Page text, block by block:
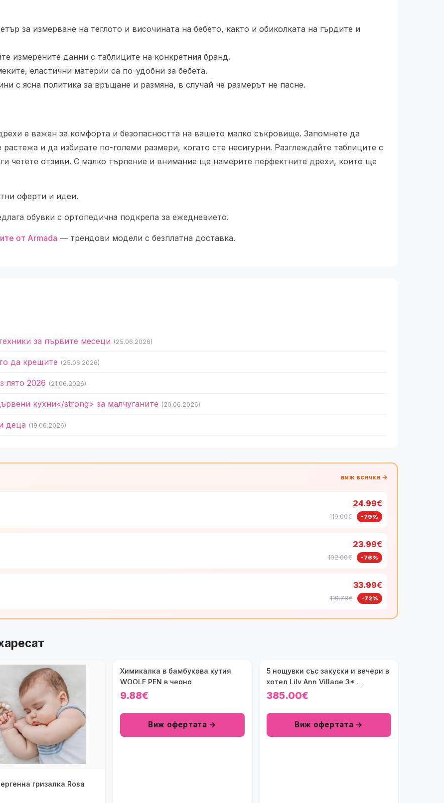
за измерване на теглото и височината на бебето, както и обиколката на гърдите и
измерените данни с таблиците на конкретния бранд.
еластични материи са по-удобни за бебета.
с ясна политика за връщане и размяна, в случай че размерът не пасне.
е важен за комфорта и безопасността на вашето малко съкровище. Запомнете да
и да избирате по-големи размери, когато сте несигурни. Разглеждайте таблиците с
четете отзиви. С малко търпение и внимание ще намерите перфектните дрехи, които ще
оферти и идеи.
обувки с ортопедична подкрепа за ежедневието.
от Armada — трендови модели с безплатна доставка.
за първите месеци (25.06.2026)
да крещите (25.06.2026)
лято 2026 (21.06.2026)
кухни</strong> за малчуганите (20.06.2026)
деца (19.06.2026)
виж всички →
24.99€
119.00€ -79%
23.99€
102.00€ -76%
33.99€
119.78€ -72%
гризалка Rosa
Химикалка в бамбукова кутия
WOOLF PEN в черно
9.88€
Виж офертата →
5 нощувки със закуски и вечери в
хотел Lily Ann Village 3*,
Халкидики, Гърция през Юни!
385.00€
Виж офертата →